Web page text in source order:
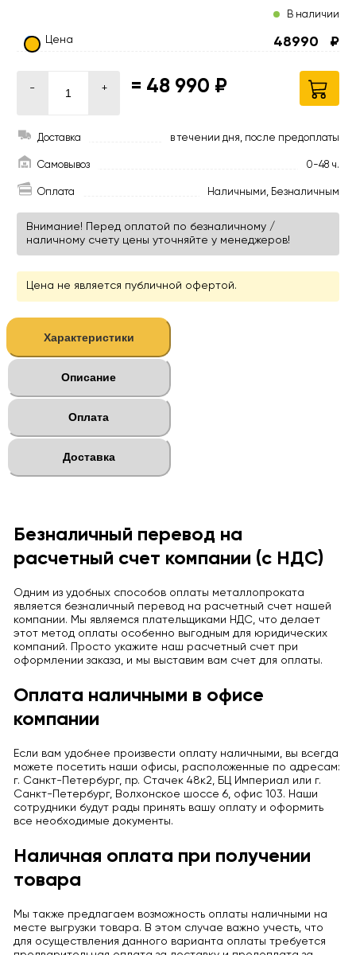
В наличии
Цена 48990 ₽
- + = 48 990 ₽
Доставка в течении дня, после предоплаты
Самовывоз 0-48 ч.
Оплата Наличными, Безналичным
Внимание! Перед оплатой по безналичному /
наличному счету цены уточняйте у менеджеров!
Цена не является публичной офертой.
Характеристики
Описание
Оплата
Доставка
Безналичный перевод на
расчетный счет компании (с НДС)
Одним из удобных способов оплаты металлопроката
является безналичный перевод на расчетный счет нашей
компании. Мы являемся плательщиками НДС, что делает
этот метод оплаты особенно выгодным для юридических
компаний. Просто укажите наш расчетный счет при
оформлении заказа, и мы выставим вам счет для оплаты.
Оплата наличными в офисе
компании
Если вам удобнее произвести оплату наличными, вы всегда
можете посетить наши офисы, расположенные по адресам:
г. Санкт-Петербург, пр. Стачек 48к2, БЦ Империал или г.
Санкт-Петербург, Волхонское шоссе 6, офис 103. Наши
сотрудники будут рады принять вашу оплату и оформить
все необходимые документы.
Наличная оплата при получении
товара
Мы также предлагаем возможность оплаты наличными на
месте выгрузки товара. В этом случае важно учесть, что
для осуществления данного варианта оплаты требуется